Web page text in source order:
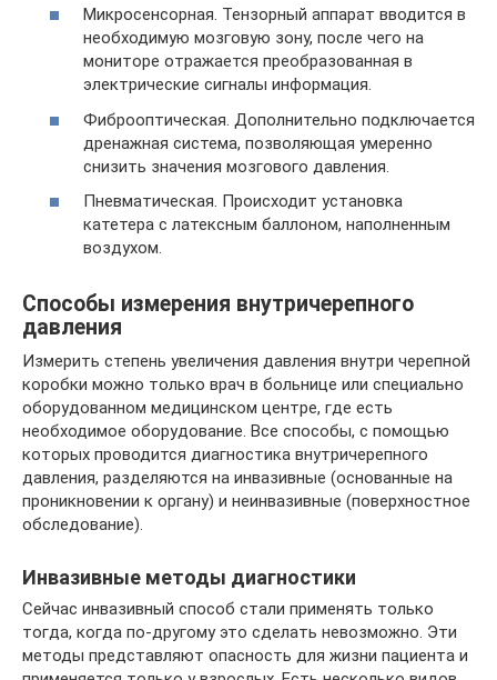
Микросенсорная. Тензорный аппарат вводится в
необходимую мозговую зону, после чего на
мониторе отражается преобразованная в
электрические сигналы информация.
Фиброоптическая. Дополнительно подключается
дренажная система, позволяющая умеренно
снизить значения мозгового давления.
Пневматическая. Происходит установка
катетера с латексным баллоном, наполненным
воздухом.
Способы измерения внутричерепного
давления
Измерить степень увеличения давления внутри черепной
коробки можно только врач в больнице или специально
оборудованном медицинском центре, где есть
необходимое оборудование. Все способы, с помощью
которых проводится диагностика внутричерепного
давления, разделяются на инвазивные (основанные на
проникновении к органу) и неинвазивные (поверхностное
обследование).
Инвазивные методы диагностики
Сейчас инвазивный способ стали применять только
тогда, когда по-другому это сделать невозможно. Эти
методы представляют опасность для жизни пациента и